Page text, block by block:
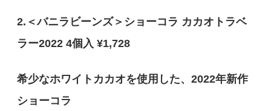
2.＜バニラビーンズ＞ショーコラ カカオトラベ
ラー2022 4個入 ¥1,728
希少なホワイトカカオを使用した、2022年新作
ショーコラ